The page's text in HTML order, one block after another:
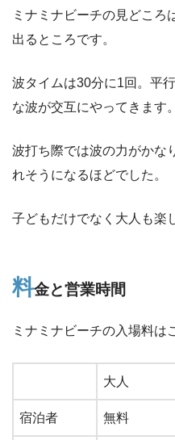
ミナミナビーチの見どころ
出るところです。
波タイムは30分に1回。平
な波が交互にやってきます。
波打ち際では波の力がかな
れそうになるほどでした。
子どもだけでなく大人も楽
料金と営業時間
ミナミナビーチの入場料は
大人
宿泊者 無料